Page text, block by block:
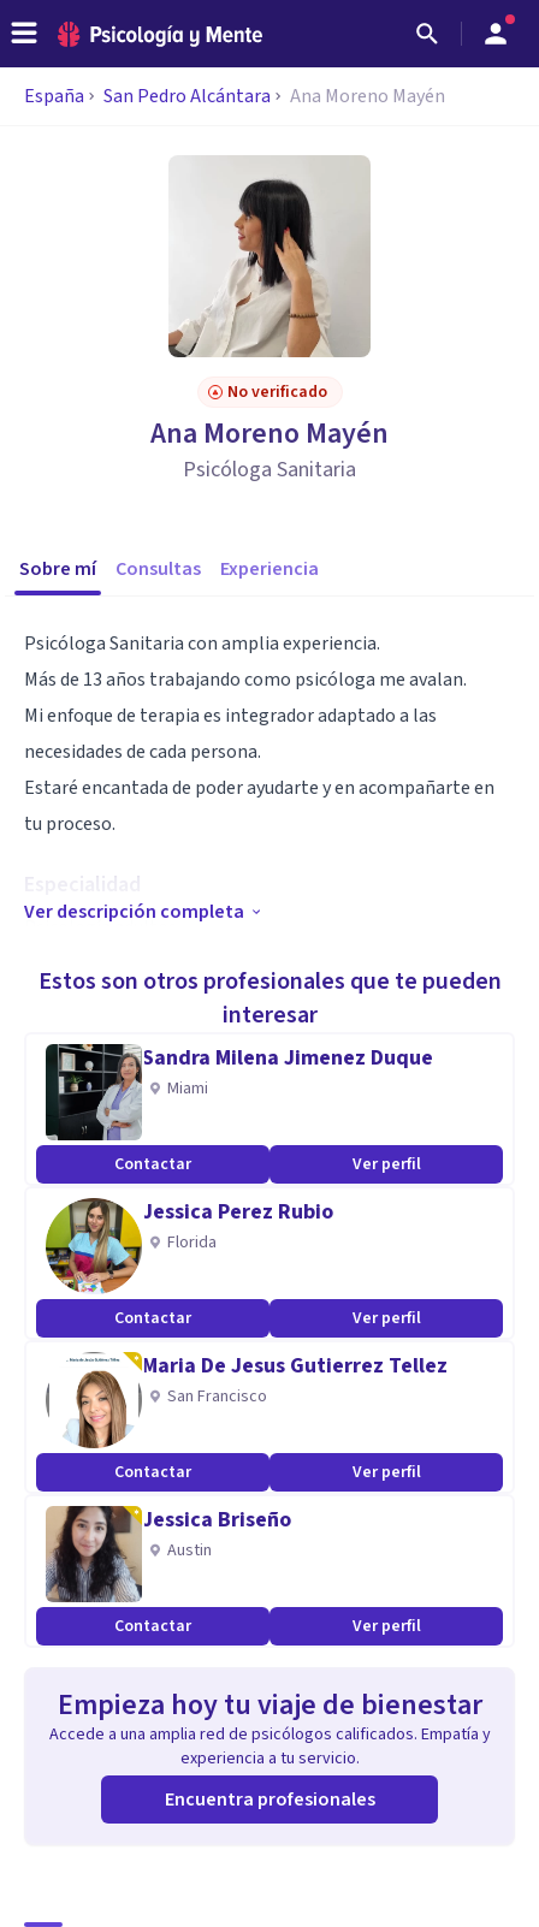
España San Pedro Alcántara Ana Moreno Mayén
No verificado
Ana Moreno Mayén
Psicóloga Sanitaria
Sobre mí Consultas Experiencia
Psicóloga Sanitaria con amplia experiencia.
Más de 13 años trabajando como psicóloga me avalan.
Mi enfoque de terapia es integrador adaptado a las
necesidades de cada persona.
Estaré encantada de poder ayudarte y en acompañarte en
tu proceso.
Especialidad
Psicología adultos
Psicologia infanto-juvenil
Ver descripción completa
Estos son otros profesionales que te pueden
interesar
Sandra Milena Jimenez Duque
Miami
Contactar Ver perfil
Jessica Perez Rubio
Florida
Contactar Ver perfil
Maria De Jesus Gutierrez Tellez
San Francisco
Contactar Ver perfil
Jessica Briseño
Austin
Contactar Ver perfil
Empieza hoy tu viaje de bienestar
Accede a una amplia red de psicólogos calificados. Empatía y
experiencia a tu servicio.
Encuentra profesionales